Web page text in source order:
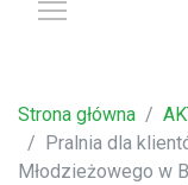
Strona główna
Pralnia dla
Młodzieżowego w